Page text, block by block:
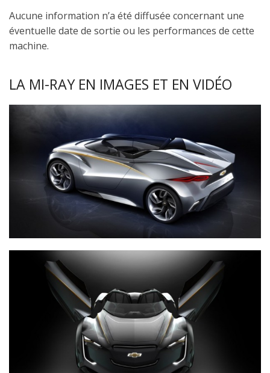
Aucune information n’a été diffusée concernant une
éventuelle date de sortie ou les performances de cette
machine.
LA MI-RAY EN IMAGES ET EN VIDÉO